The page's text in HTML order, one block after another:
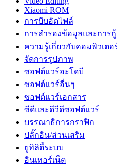
Xiaomi ROM
การบีบอัดไฟล์
การสำรองข้อมูลและการ
ความรู้เกี่ยวกับคอมพิวเตอ
จัดการรูปภาพ
ซอฟต์แวร์อะโดบี
ซอฟต์แวร์อื่นๆ
ซอฟต์แวร์เอกสาร
ซีดีและดีวีดีซอฟต์แวร์
บรรณาธิการกราฟิก
ปลั๊กอิน/ส่วนเสริม
ยูทิลิตี้ระบบ
อินเทอร์เน็ต